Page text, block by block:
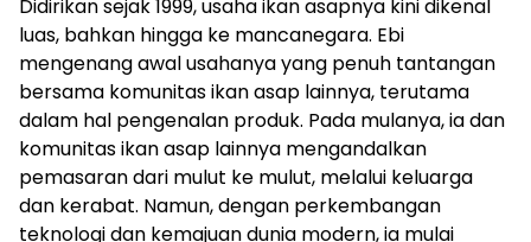
Didirikan sejak 1999, usaha ikan asapnya kini dikenal
luas, bahkan hingga ke mancanegara. Ebi
mengenang awal usahanya yang penuh tantangan
bersama komunitas ikan asap lainnya, terutama
dalam hal pengenalan produk. Pada mulanya, ia dan
komunitas ikan asap lainnya mengandalkan
pemasaran dari mulut ke mulut, melalui keluarga
dan kerabat. Namun, dengan perkembangan
teknologi dan kemajuan dunia modern, ia mulai